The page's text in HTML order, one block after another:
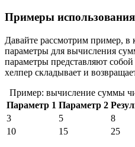
Примеры
Давайте рассмотрим пример, в
параметры для вычисления
параметры представляют
хелпер складывает и
Пример: вычисление суммы
Параметр 1 Параметр 2
3
5
8
10
15 25